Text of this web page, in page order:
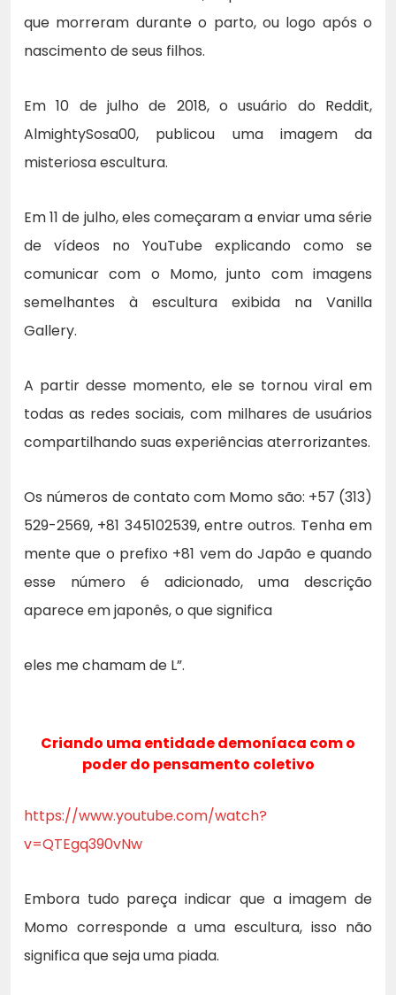
que morreram durante o parto, ou logo após o
nascimento de seus filhos.
Em 10 de julho de 2018, o usuário do Reddit,
AlmightySosa00, publicou uma imagem da
misteriosa escultura.
Em 11 de julho, eles começaram a enviar uma série
de vídeos no YouTube explicando como se
comunicar com o Momo, junto com imagens
semelhantes à escultura exibida na Vanilla
Gallery.
A partir desse momento, ele se tornou viral em
todas as redes sociais, com milhares de usuários
compartilhando suas experiências aterrorizantes.
Os números de contato com Momo são: +57 (313)
529-2569, +81 345102539, entre outros. Tenha em
mente que o prefixo +81 vem do Japão e quando
esse número é adicionado, uma descrição
aparece em japonês, o que significa
eles me chamam de L”.
Criando uma entidade demoníaca com o
poder do pensamento coletivo
https://www.youtube.com/watch?
v=QTEgq390vNw
Embora tudo pareça indicar que a imagem de
Momo corresponde a uma escultura, isso não
significa que seja uma piada.